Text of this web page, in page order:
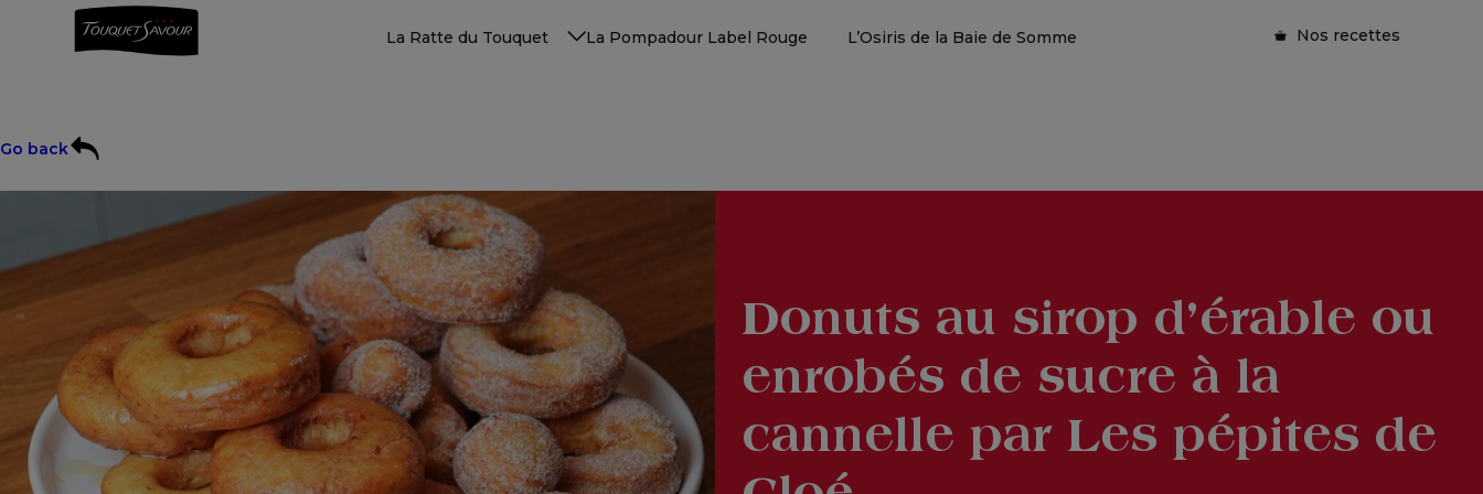
La Ratte du Touquet La Pompadour Label Rouge L’Osiris de la Baie de Somme Nos recettes
Go back
Donuts au sirop d’érable ou
enrobés de sucre à la
cannelle par Les pépites de